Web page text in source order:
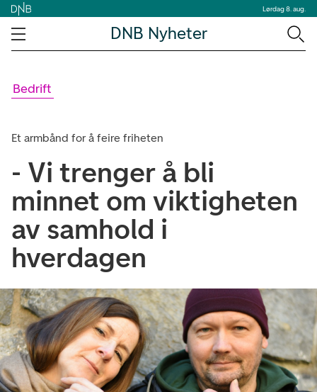
Lørdag 8. aug.
DNB Nyheter
Bedrift
Et armbånd for å feire friheten
- Vi trenger å bli
minnet om viktigheten
av samhold i
hverdagen